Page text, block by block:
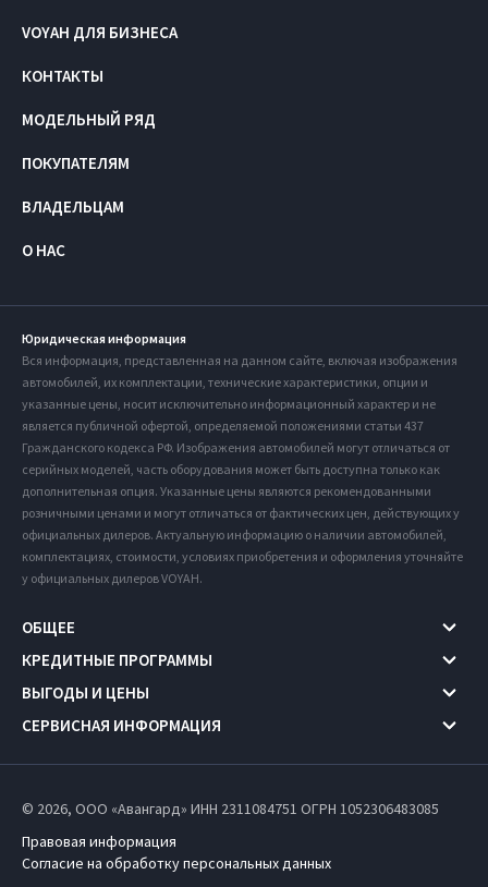
VOYAH ДЛЯ БИЗНЕСА
КОНТАКТЫ
МОДЕЛЬНЫЙ РЯД
ПОКУПАТЕЛЯМ
ВЛАДЕЛЬЦАМ
О НАС
Юридическая информация
Вся информация, представленная на данном сайте, включая изображения
автомобилей, их комплектации, технические характеристики, опции и
указанные цены, носит исключительно информационный характер и не
является публичной офертой, определяемой положениями статьи 437
Гражданского кодекса РФ. Изображения автомобилей могут отличаться от
серийных моделей, часть оборудования может быть доступна только как
дополнительная опция. Указанные цены являются рекомендованными
розничными ценами и могут отличаться от фактических цен, действующих у
официальных дилеров. Актуальную информацию о наличии автомобилей,
комплектациях, стоимости, условиях приобретения и оформления уточняйте
у официальных дилеров VOYAH.
ОБЩЕЕ
КРЕДИТНЫЕ ПРОГРАММЫ
ВЫГОДЫ И ЦЕНЫ
СЕРВИСНАЯ ИНФОРМАЦИЯ
© 2026, ООО «Авангард» ИНН 2311084751 ОГРН 1052306483085
Правовая информация
Согласие на обработку персональных данных